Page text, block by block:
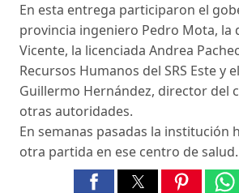
En esta entrega participaron el
provincia ingeniero Pedro Mota, la
Vicente, la licenciada Andrea
Recursos Humanos del SRS Este y
Guillermo Hernández, director del
otras autoridades.
En semanas pasadas la institución
otra partida en ese centro de salud.